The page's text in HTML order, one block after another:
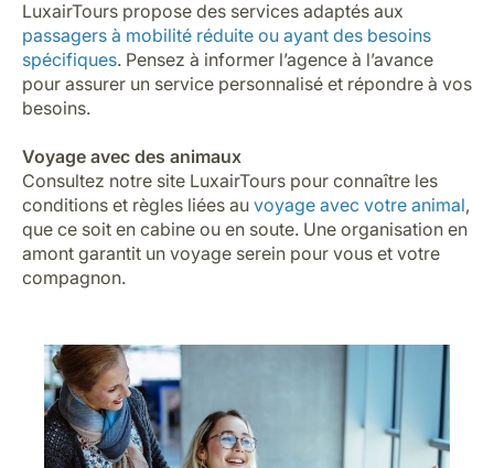
LuxairTours propose des services adaptés aux
passagers à mobilité réduite ou ayant des besoins
spécifiques. Pensez à informer l’agence à l’avance
pour assurer un service personnalisé et répondre à vos
besoins.
Voyage avec des animaux
Consultez notre site LuxairTours pour connaître les
conditions et règles liées au voyage avec votre animal,
que ce soit en cabine ou en soute. Une organisation en
amont garantit un voyage serein pour vous et votre
compagnon.